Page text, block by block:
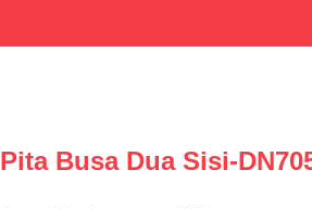
Pita Busa Dua Sisi-